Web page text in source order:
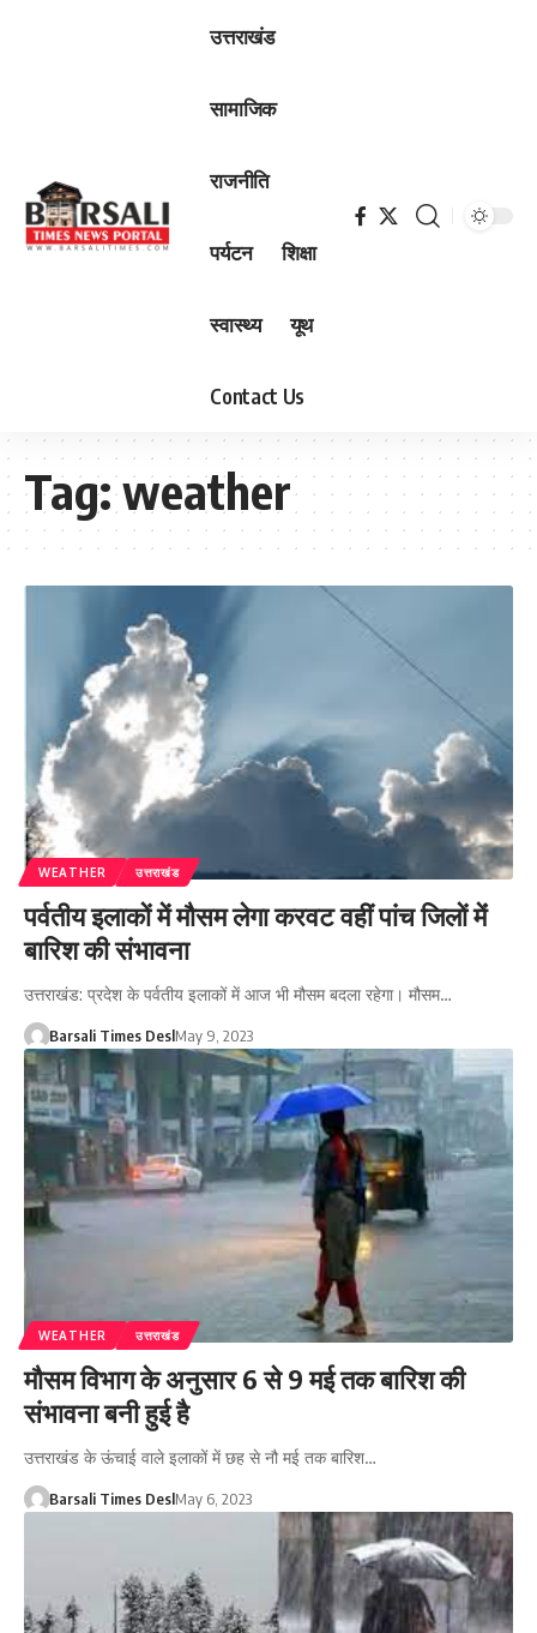
उत्तराखंड
सामाजिक
राजनीति
पर्यटन शिक्षा
स्वास्थ्य यूथ
Contact Us
Tag:weather
WEATHER उत्तराखंड
पर्वतीय इलाकों में मौसम लेगा करवट वहीं पांच जिलों मेंं
बारिश की संभावना
उत्तराखंड: प्रदेश के पर्वतीय इलाकों में आज भी मौसम बदला रहेगा। मौसम…
Barsali Times DeslMay 9, 2023
WEATHER उत्तराखंड
मौसम विभाग के अनुसार 6 से 9 मई तक बारिश की
संभावना बनी हुई है
उत्तराखंड के ऊंचाई वाले इलाकों में छह से नौ मई तक बारिश…
Barsali Times DeslMay 6, 2023